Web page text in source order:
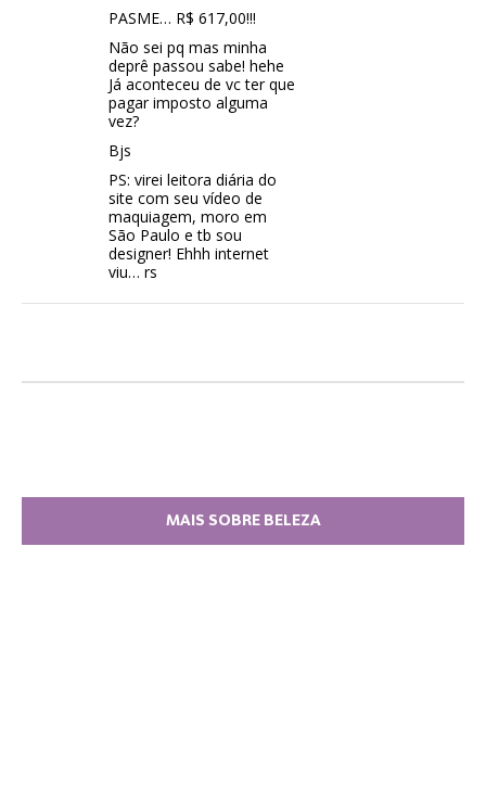
PASME… R$ 617,00!!!
Não sei pq mas minha
deprê passou sabe! hehe
Já aconteceu de vc ter que
pagar imposto alguma
vez?
Bjs
PS: virei leitora diária do
site com seu vídeo de
maquiagem, moro em
São Paulo e tb sou
designer! Ehhh internet
viu… rs
MAIS SOBRE BELEZA